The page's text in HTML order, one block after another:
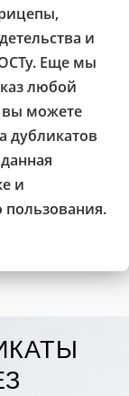
и
Еще мы
любой
вы можете
дубликатов
и
пользования.